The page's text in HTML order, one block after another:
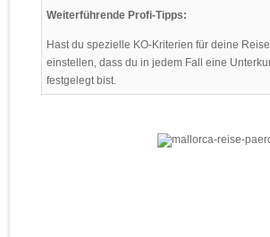
Weiterführende Profi-Tipps:
Hast du spezielle KO-Kriterien für deine
einstellen, dass du in jedem Fall eine
festgelegt bist.